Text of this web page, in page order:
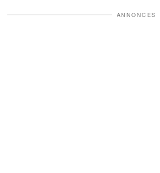
ANNONCES